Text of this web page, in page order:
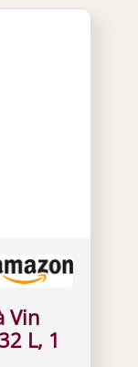
Vin
L, 1